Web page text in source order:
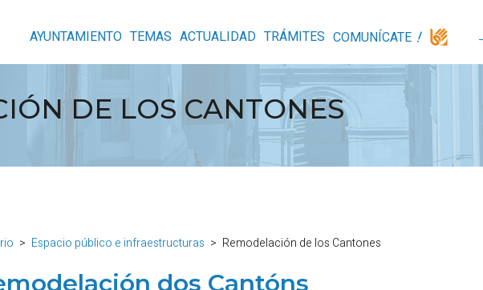
AYUNTAMIENTO TEMAS ACTUALIDAD TRÁMITES COMUNÍCATE
DE LOS CANTONES
Espacio público e infraestructuras Remodelación de los Cantones
dos Cantóns